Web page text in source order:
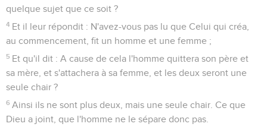
quelque sujet que ce soit ?
4 Et il leur répondit : N'avez-vous pas lu que Celui qui créa,
au commencement, fit un homme et une femme ;
5 Et qu'il dit : A cause de cela l'homme quittera son père et
sa mère, et s'attachera à sa femme, et les deux seront une
seule chair ?
6 Ainsi ils ne sont plus deux, mais une seule chair. Ce que
Dieu a joint, que l'homme ne le sépare donc pas.